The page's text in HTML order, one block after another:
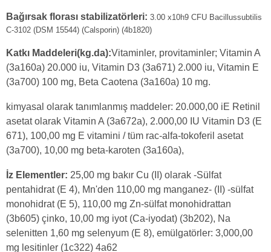
Bağırsak florası stabilizatörleri: 3.00 x10h9 CFU Bacillussubtilis
C-3102 (DSM 15544) (Calsporin) (4b1820)
Katkı Maddeleri(kg.da):Vitaminler, provitaminler; Vitamin A
(3a160a) 20.000 iu, Vitamin D3 (3a671) 2.000 iu, Vitamin E
(3a700) 100 mg, Beta Caotena (3a160a) 10 mg.
kimyasal olarak tanımlanmış maddeler: 20.000,00 iE Retinil
asetat olarak Vitamin A (3a672a), 2.000,00 IU Vitamin D3 (E
671), 100,00 mg E vitamini / tüm rac-alfa-tokoferil asetat
(3a700), 10,00 mg beta-karoten (3a160a),
İz Elementler: 25,00 mg bakır Cu (II) olarak -Sülfat
pentahidrat (E 4), Mn'den 110,00 mg manganez- (II) -sülfat
monohidrat (E 5), 110,00 mg Zn-sülfat monohidrattan
(3b605) çinko, 10,00 mg iyot (Ca-iyodat) (3b202), Na
selenitten 1,60 mg selenyum (E 8), emülgatörler: 3,000,00
mg lesitinler (1c322) 4a62